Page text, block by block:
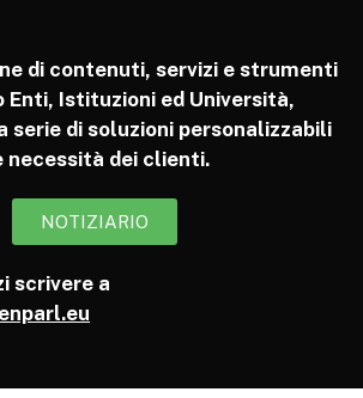
di contenuti, servizi e strumenti
Enti, Istituzioni ed Università,
serie di soluzioni personalizzabili
necessità dei clienti.
NOTIZIARIO
scrivere a